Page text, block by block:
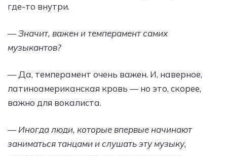
где-то внутри.
— Значит, важен и темперамент самих
музыкантов?
— Да, темперамент очень важен. И, наверное,
латиноамериканская кровь — но это, скорее,
важно для вокалиста.
— Иногда люди, которые впервые начинают
заниматься танцами и слушать эту музыку,